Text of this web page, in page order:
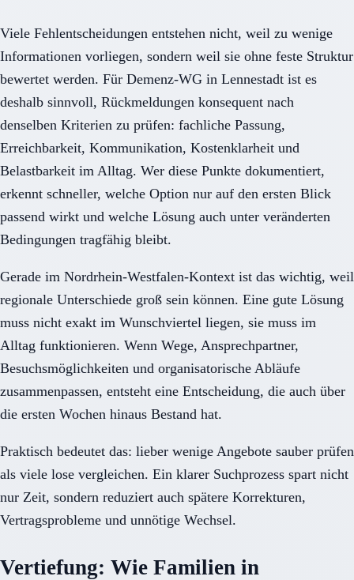
Viele Fehlentscheidungen entstehen nicht, weil zu wenige
Informationen vorliegen, sondern weil sie ohne feste Struktur
bewertet werden. Für Demenz-WG in Lennestadt ist es
deshalb sinnvoll, Rückmeldungen konsequent nach
denselben Kriterien zu prüfen: fachliche Passung,
Erreichbarkeit, Kommunikation, Kostenklarheit und
Belastbarkeit im Alltag. Wer diese Punkte dokumentiert,
erkennt schneller, welche Option nur auf den ersten Blick
passend wirkt und welche Lösung auch unter veränderten
Bedingungen tragfähig bleibt.
Gerade im Nordrhein-Westfalen-Kontext ist das wichtig, weil
regionale Unterschiede groß sein können. Eine gute Lösung
muss nicht exakt im Wunschviertel liegen, sie muss im
Alltag funktionieren. Wenn Wege, Ansprechpartner,
Besuchsmöglichkeiten und organisatorische Abläufe
zusammenpassen, entsteht eine Entscheidung, die auch über
die ersten Wochen hinaus Bestand hat.
Praktisch bedeutet das: lieber wenige Angebote sauber prüfen
als viele lose vergleichen. Ein klarer Suchprozess spart nicht
nur Zeit, sondern reduziert auch spätere Korrekturen,
Vertragsprobleme und unnötige Wechsel.
Vertiefung: Wie Familien in